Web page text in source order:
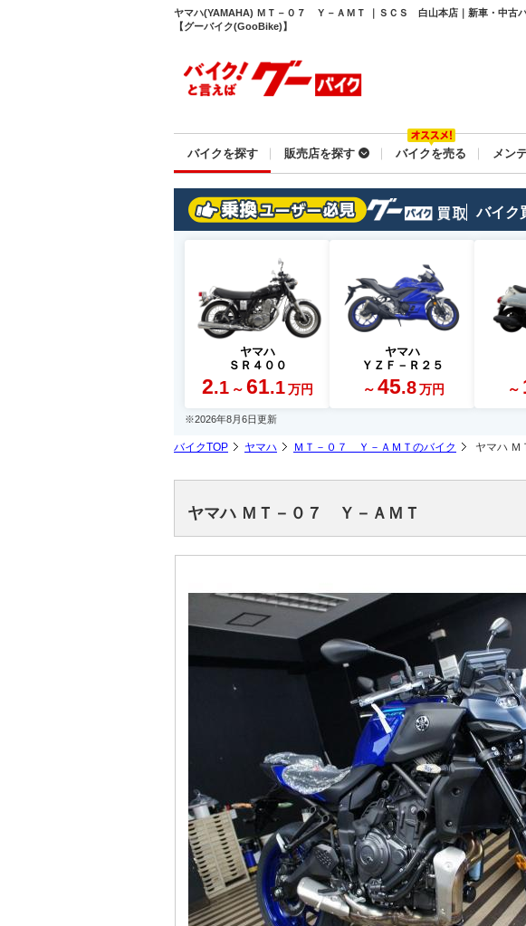
ヤマハ(YAMAHA) ＭＴ－０７ Ｙ－ＡＭＴ ｜ＳＣＳ 白山本店｜新車・中古
【グーバイク(GooBike)】
バイクを探す 販売店を探す バイクを売る メン
バイク
ヤマハ
ＳＲ４００
2.1 ～ 61.1 万円
ヤマハ
ＹＺＦ－Ｒ２５
～ 45.8 万円 ～
※2026年8月6日更新
バイクTOP ヤマハ ＭＴ－０７ Ｙ－ＡＭＴのバイク ヤマハ
ヤマハ ＭＴ－０７ Ｙ－ＡＭＴ